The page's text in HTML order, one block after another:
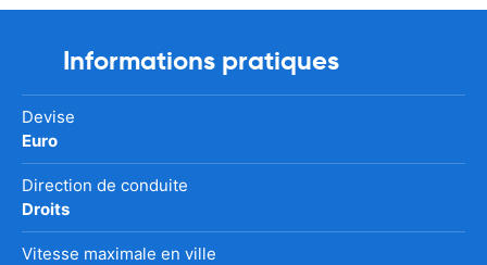
Informations pratiques
Devise
Euro
Direction de conduite
Droits
Vitesse maximale en ville